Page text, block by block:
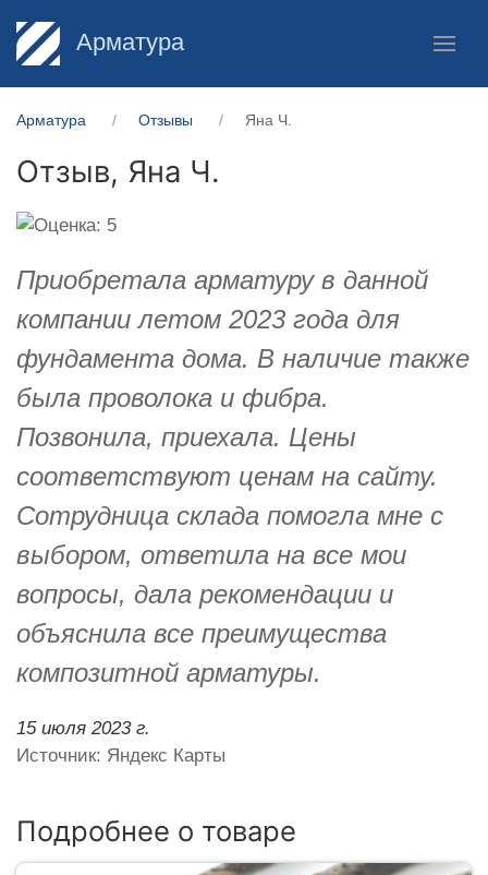
Арматура
Арматура Отзывы Яна Ч.
Отзыв, Яна Ч.
Приобретала арматуру в данной
компании летом 2023 года для
фундамента дома. В наличие также
была проволока и фибра.
Позвонила, приехала. Цены
соответствуют ценам на сайту.
Сотрудница склада помогла мне с
выбором, ответила на все мои
вопросы, дала рекомендации и
объяснила все преимущества
композитной арматуры.
15 июля 2023 г.
Источник: Яндекс Карты
Подробнее о товаре